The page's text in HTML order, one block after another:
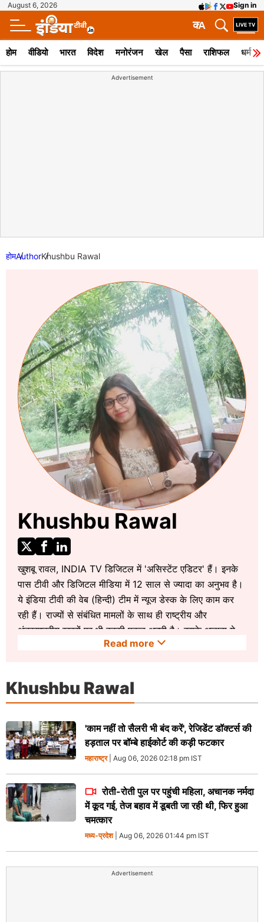
August 6, 2026 Sign in
A
क
होम वीडियो भारत विदेश मनोरंजन खेल पैसा राशिफल धर्म
Advertisement
होमAuthorKhushbu Rawal
Khushbu Rawal
खुशबू रावल, INDIA TV डिजिटल में 'असिस्टेंट एडिटर' हैं। इनके
पास टीवी और डिजिटल मीडिया में 12 साल से ज्यादा का अनुभव है।
ये इंडिया टीवी की वेब (हिन्दी) टीम में न्यूज डेस्क के लिए काम कर
रही हैं। राज्यों से संबंधित मामलों के साथ ही राष्ट्रीय और
अंतरराष्ट्रीय खबरों पर भी इनकी पकड़ अच्छी है। इसके अलावा ये
क्राइम की खबरें भी कवर करती हैं। इन्हें सभी तरह के चुनावों को
इन्होंने एनआईआईएलएम यूनिवर्सिटी से जर्नलिज्म और मास
कम्यूनिकेशन में बैचलर डिग्री और कुरुक्षेत्र यूनिवर्सिटी से मास्टर्स में
डिग्री हासिल की है। इनसे
khushburawal@indiatvnews.comपर संपर्क किया जा
सकता है।
Read more
Khushbu Rawal
'काम नहीं तो सैलरी भी बंद करें', रेजिडेंट डॉक्टर्स की
हड़ताल पर बॉम्बे हाईकोर्ट की कड़ी फटकार
महाराष्ट्र| Aug 06, 2026 02:18 pm IST
रोती-रोती पुल पर पहुंची महिला, अचानक नर्मदा
में कूद गई, तेज बहाव में डूबती जा रही थी, फिर हुआ
चमत्कार
मध्य-प्रदेश| Aug 06, 2026 01:44 pm IST
Advertisement